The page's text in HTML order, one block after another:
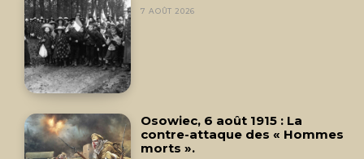
7 AOÛT 2026
Osowiec, 6 août 1915 : La
contre-attaque des « Hommes
morts ».